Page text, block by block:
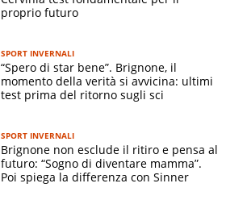
proprio futuro
SPORT INVERNALI
“Spero di star bene”. Brignone, il
momento della verità si avvicina: ultimi
test prima del ritorno sugli sci
SPORT INVERNALI
Brignone non esclude il ritiro e pensa al
futuro: “Sogno di diventare mamma”.
Poi spiega la differenza con Sinner